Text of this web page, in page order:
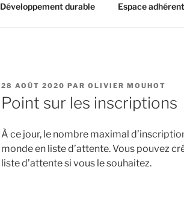
Développement durable Espace
PUBLIÉ
LE
28 AOÛT 2020 PAR OLIVIER MOUHOT
Point sur les inscriptions
À ce jour, le nombre maximal
monde en liste d’attente. Vous pouvez
liste d’attente si vous le souhaitez.